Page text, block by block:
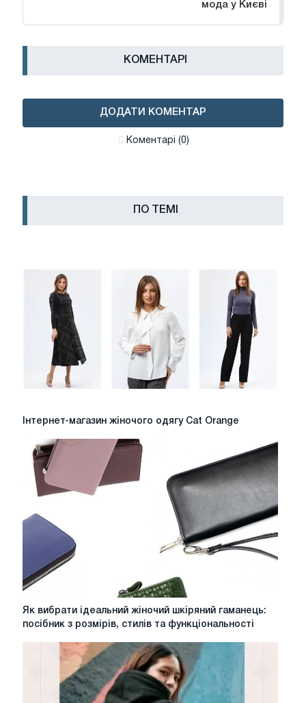
мода у Києві
КОМЕНТАРІ
ДОДАТИ КОМЕНТАР
Коментарі (0)
ПО ТЕМІ
Інтернет-
магазин
жіночого
одягу
Cat
Orange
Інтернет-магазин жіночого одягу Cat Orange
Як
вибрати
шкіряний
гаманець:
Як вибрати ідеальний жіночий шкіряний гаманець:
посібник з розмірів, стилів та функціональності